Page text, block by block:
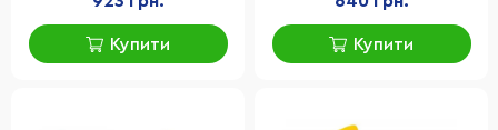
Купити Купити